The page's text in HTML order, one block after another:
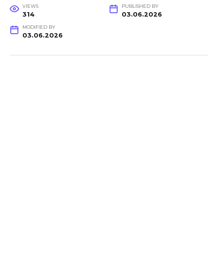
VIEWS
314
PUBLISHED BY
03.06.2026
MODIFIED BY
03.06.2026